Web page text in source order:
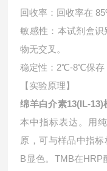
回收率：回收率在
敏感性：本试剂盒识
物无交叉。
稳定性：2℃-8℃保存
【实验原理】
绵羊白介素13(IL-13)
本中指标表达。用
原，可与样品中指
B显色。TMB在HRP